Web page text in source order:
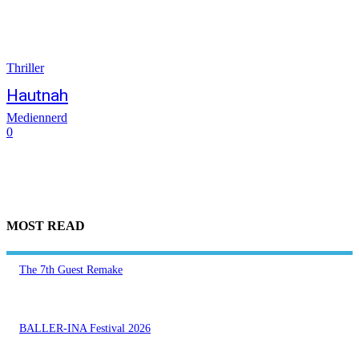
Thriller
Hautnah
Mediennerd
0
MOST READ
The 7th Guest Remake
BALLER-INA Festival 2026